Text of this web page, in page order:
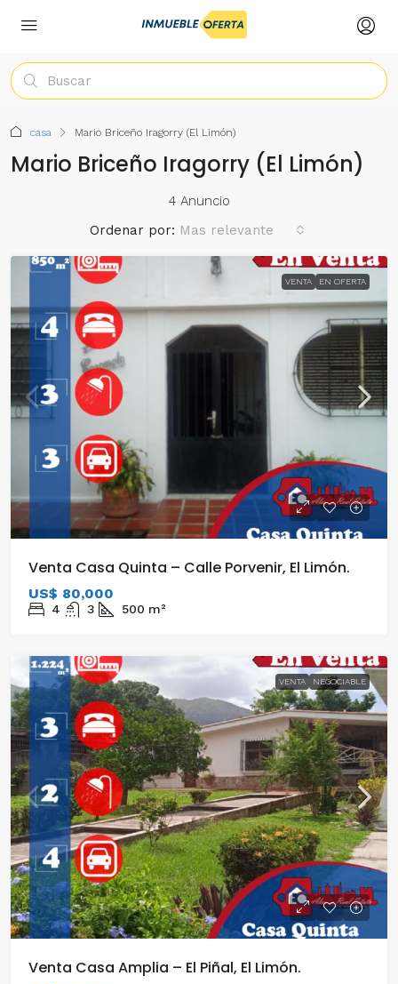
casa Mario Briceño Iragorry (El Limón)
Mario Briceño Iragorry (El Limón)
4 Anuncio
Ordenar por: Mas relevante
VENTA EN OFERTA
Venta Casa Quinta – Calle Porvenir, El Limón.
US$ 80,000
4 3 500 m²
VENTA NEGOCIABLE
Venta Casa Amplia – El Piñal, El Limón.